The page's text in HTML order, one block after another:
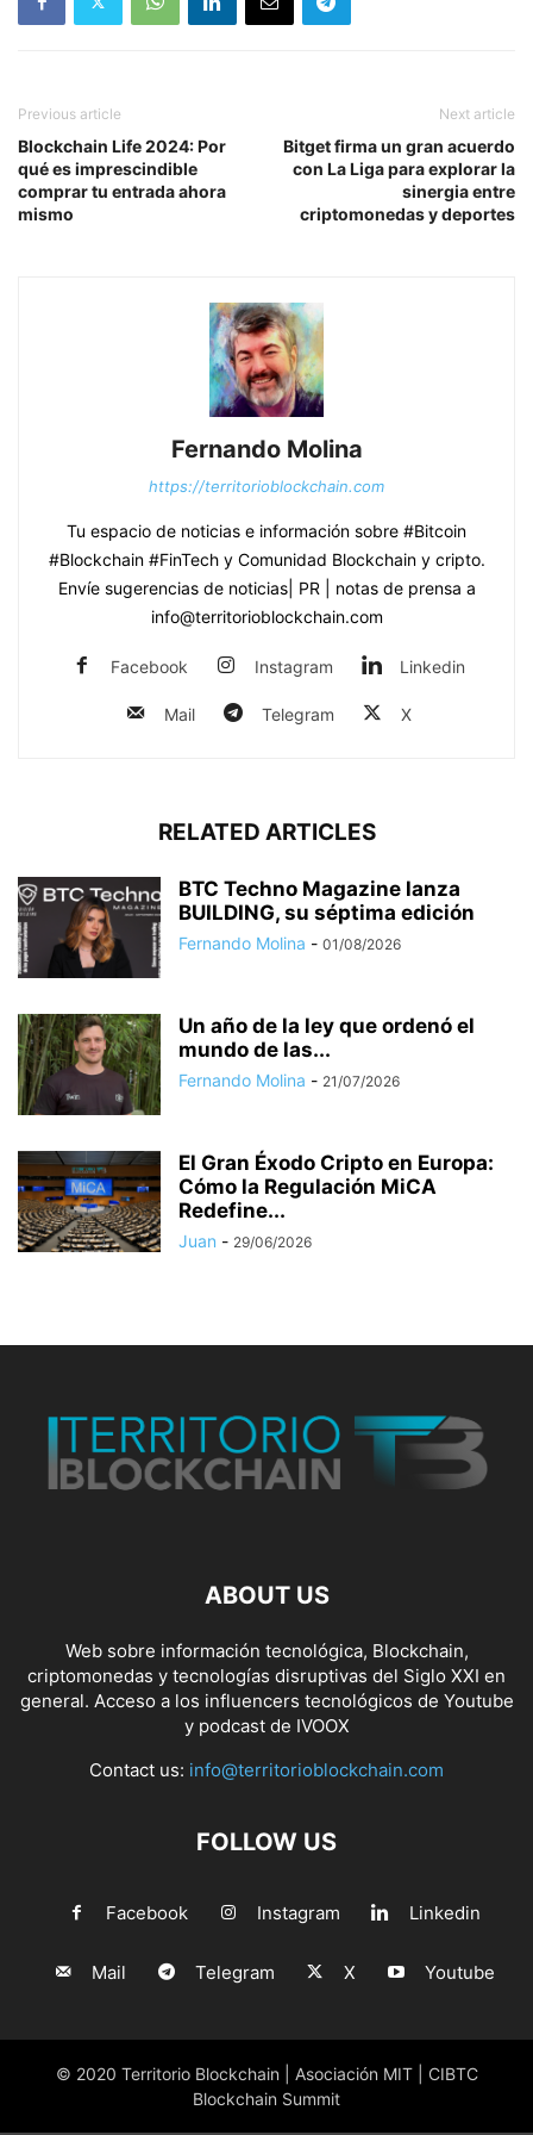
Previous article
Blockchain Life 2024: Por
qué es imprescindible
comprar tu entrada ahora
mismo
Next article
Bitget firma un gran acuerdo
con La Liga para explorar la
sinergia entre
criptomonedas y deportes
Fernando Molina
https://territorioblockchain.com
Tu espacio de noticias e información sobre #Bitcoin
#Blockchain #FinTech y Comunidad Blockchain y cripto.
Envíe sugerencias de noticias| PR | notas de prensa a
info@territorioblockchain.com
Facebook Instagram Linkedin
Mail Telegram X
RELATED ARTICLES
BTC Techno Magazine lanza
BUILDING, su séptima edición
Fernando Molina - 01/08/2026
Un año de la ley que ordenó el
mundo de las...
Fernando Molina - 21/07/2026
El Gran Éxodo Cripto en Europa:
Cómo la Regulación MiCA
Redefine...
Juan - 29/06/2026
ABOUT US
Web sobre información tecnológica, Blockchain,
criptomonedas y tecnologías disruptivas del Siglo XXI en
general. Acceso a los influencers tecnológicos de Youtube
y podcast de IVOOX
Contact us: info@territorioblockchain.com
FOLLOW US
Facebook Instagram Linkedin
Mail Telegram X Youtube
© 2020 Territorio Blockchain | Asociación MIT | CIBTC
Blockchain Summit